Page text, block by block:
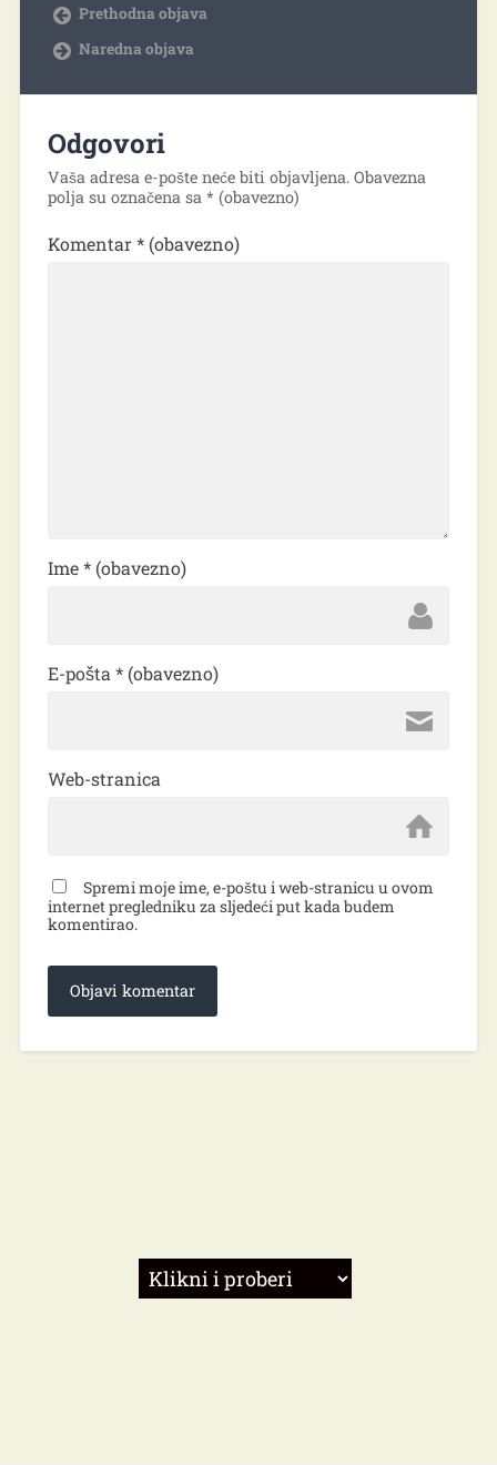
Prethodna objava
Naredna objava
Odgovori
Vaša adresa e-pošte neće biti objavljena. Obavezna
polja su označena sa * (obavezno)
Komentar* (obavezno)
Ime* (obavezno)
E-pošta * (obavezno)
Web-stranica
Spremi moje ime, e-poštu i web-stranicu u ovom
internet pregledniku za sljedeći put kada budem
komentirao.